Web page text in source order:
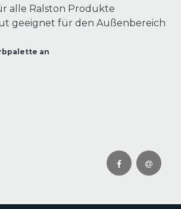
alle Ralston Produkte
geeignet für den Außenbereich
an